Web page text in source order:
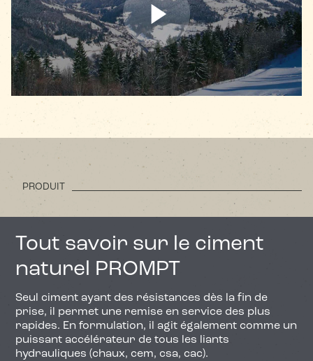
PRODUIT
Tout savoir sur le ciment
naturel PROMPT
Seul ciment ayant des résistances dès la fin de
prise, il permet une remise en service des plus
rapides. En formulation, il agit également comme un
puissant accélérateur de tous les liants
hydrauliques (chaux, cem, csa, cac).